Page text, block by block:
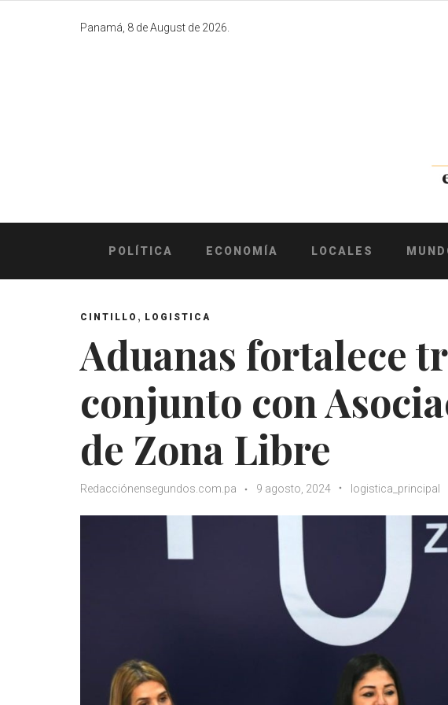
Panamá, 8 de August de 2026.
POLÍTICA ECONOMÍA LOCALES
CINTILLO , LOGISTICA
Aduanas fortalece
conjunto con
de Zona Libre
Redacciónensegundos.com.pa 9 agosto, 2024 logistica_principal